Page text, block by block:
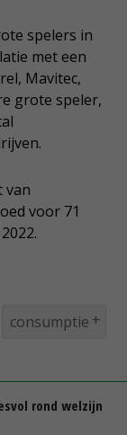
spelers in
met een
Mavitec,
grote speler,
van
voor 71
consumptie
rond welzijn